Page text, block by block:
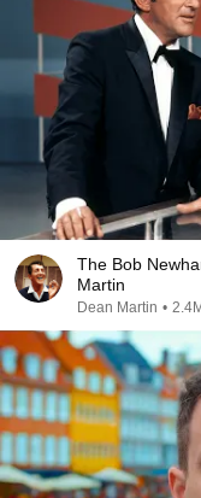
The Bob
Martin
Dean Martin •